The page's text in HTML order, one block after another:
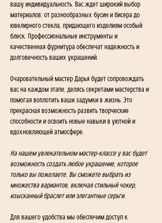
вашу индивидуальность. Вас ждет широкий выбор
материалов: от разнообразных бусин и бисера до
ювелирного стекла, придающего изделиям особый
блеск. Профессиональные инструменты и
качественная фурнитура обеспечат надежность и
долговечность ваших украшений.
Очаровательный мастер Дарья будет сопровождать
вас на каждом этапе, делясь секретами мастерства и
помогая воплотить ваши задумки в жизнь. Это
прекрасная возможность развить творческие
способности и освоить новые навыки в уютной и
вдохновляющей атмосфере.
На нашем увлекательном мастер-классе у вас будет
возможность создать любое украшение, которое
только вы пожелаете. Вы сможете выбрать из
множества вариантов, включая стильный чокер,
изысканный браслет или элегантные серьги.
Для вашего удобства мы обеспечим доступ к